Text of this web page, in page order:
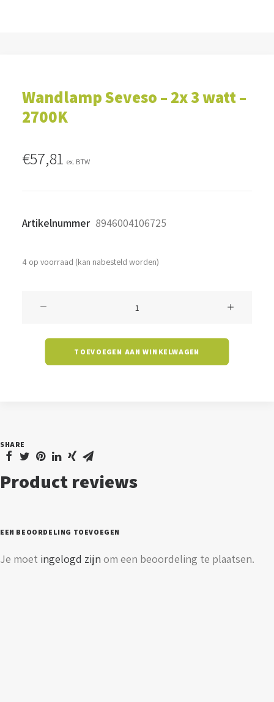
Wandlamp Seveso – 2x 3 watt –
2700K
€57,81 ex. BTW
Artikelnummer 8946004106725
4 op voorraad (kan nabesteld worden)
aantal
TOEVOEGEN AAN WINKELWAGEN
SHARE
Product reviews
EEN BEOORDELING TOEVOEGEN
Je moet ingelogd zijn om een beoordeling te plaatsen.